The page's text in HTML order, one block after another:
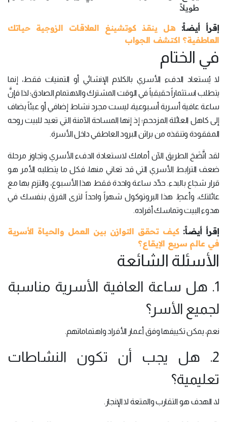
طويلاً.
إقرأ أيضاً:هل ينقذ كوتشينغ العلاقات الزوجية حياتك
العاطفية؟ اكتشف الجواب
في الختام
لا يُستعاد الدفء الأسري بالكلام الإنشائي أو التمنيات فقط، إنما
يتطلب استثماراً حقيقياً في الوقت المشترك والاهتمام الصادق؛ لذا فإنَّ
ساعة عافية أسرية أسبوعية، ليست مجرد نشاط إضافي أو عبئاً يضاف
إلى كاهل العائلة المزدحم؛ إذ إنها المساحة الآمنة التي تعيد للبيت روحه
المفقودة وتنقذه من براثن البرود العاطفي داخل الأسرة.
لقد اتَّضَحَ الطريق الآن أمامك لاستعادة الدفء الأسري وتجاوز مرحلة
ضعف الترابط الأسري التي قد تعاني منها، فكل ما يتطلبه الأمر هو
قرار شجاع بالبدء. حدِّد ساعة واحدة فقط هذا الأسبوع، والتزم بها مع
عائلتك، وأعطِ هذا البروتوكول شهراً واحداً لترى الفرق بنفسك في
هدوء البيت وتماسك أفراده.
إقرأ أيضاً: كيف تحقق التوازن بين العمل والحياة الأسرية
في عالم سريع الإيقاع؟
الأسئلة الشائعة
1. هل ساعة العافية الأسرية مناسبة
لجميع الأسر؟
نعم، يمكن تكييفها وفق أعمار الأفراد واهتماماتهم.
2. هل يجب أن تكون النشاطات
تعليمية؟
لا، الهدف هو التقارب والمتعة لا الإنجاز.